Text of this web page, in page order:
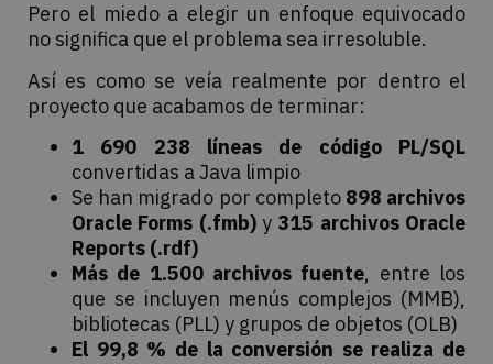
Pero el miedo a elegir un enfoque equivocado
no significa que el problema sea irresoluble.
Así es como se veía realmente por dentro el
proyecto que acabamos de terminar:
1 690 238 líneas de código PL/SQL
convertidas a Java limpio
Se han migrado por completo 898 archivos
Oracle Forms (.fmb)y 315 archivos Oracle
Reports (.rdf)
Más de 1.500 archivos fuente, entre los
que se incluyen menús complejos (MMB),
bibliotecas (PLL) y grupos de objetos (OLB)
El 99,8 % de la conversión se realiza de